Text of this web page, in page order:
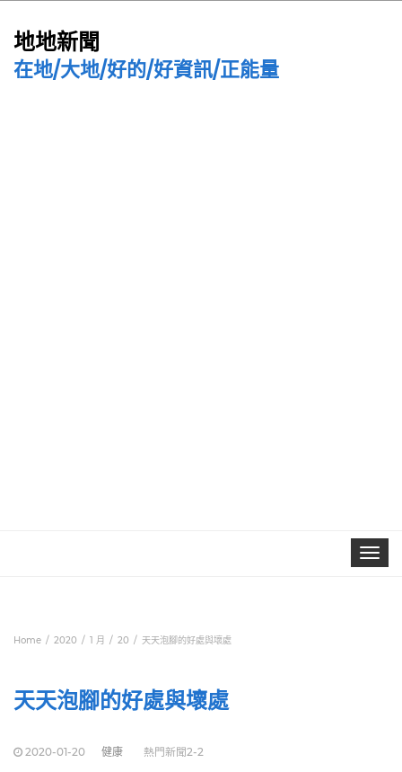
地地新聞
在地/大地/好的/好資訊/正能量
Toggle
Home 2020 1 月 20 天天泡腳的好處與壞處
天天泡腳的好處與壞處
2020-01-20 健康 熱門新聞2-2